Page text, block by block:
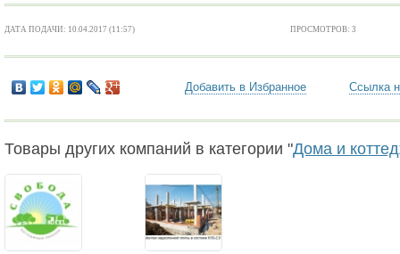
ДАТА ПОДАЧИ: 10.04.2017 (11:57) ПРОСМОТРОВ: 3
Добавить в Избранное Ссылка
Товары других компаний в категории "Дома и